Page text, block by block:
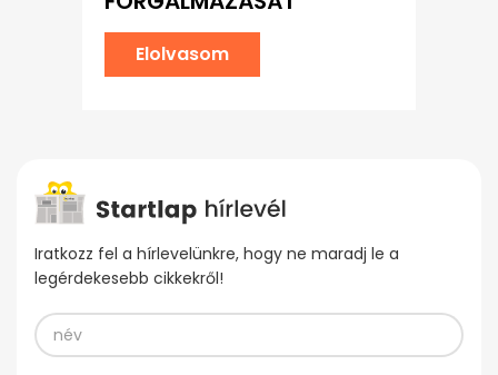
Elolvasom
Iratkozz fel a hírlevelünkre, hogy ne maradj le a
legérdekesebb cikkekről!